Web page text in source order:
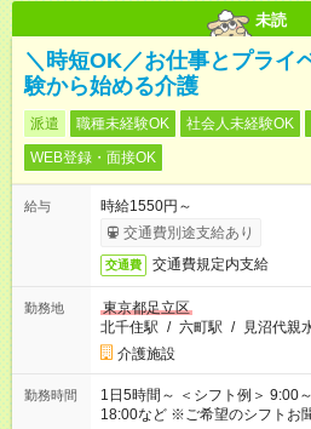
未読
＼時短OK／お仕事とプライ
験から始める介護
派遣 職種未経験OK 社会人未経験OK
WEB登録・面接OK
給与
時給1550円～
交通費別途支給あり
交通費 交通費規定内支給
勤務地
東京都足立区
北千住駅 / 六町駅 / 見沼代親
介護施設
勤務時間
1日5時間～ ＜シフト例＞ 9:00
18:00など ※ご希望のシフ